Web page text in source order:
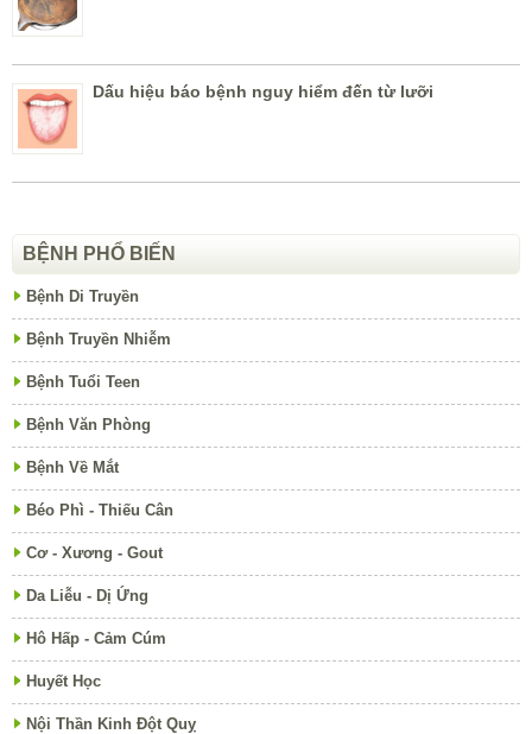
Dấu hiệu báo bệnh nguy hiểm đến từ lưỡi
BỆNH PHỔ BIẾN
Bệnh Di Truyền
Bệnh Truyền Nhiễm
Bệnh Tuổi Teen
Bệnh Văn Phòng
Bệnh Về Mắt
Béo Phì - Thiếu Cân
Cơ - Xương - Gout
Da Liễu - Dị Ứng
Hô Hấp - Cảm Cúm
Huyết Học
Nội Thần Kinh Đột Quỵ